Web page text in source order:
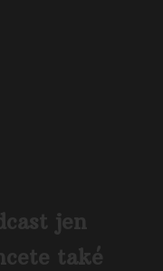
jen
také